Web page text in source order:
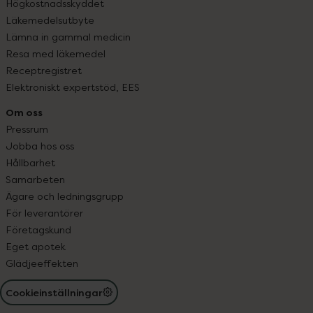
Högkostnadsskyddet
Läkemedelsutbyte
Lämna in gammal medicin
Resa med läkemedel
Receptregistret
Elektroniskt expertstöd, EES
Om oss
Pressrum
Jobba hos oss
Hållbarhet
Samarbeten
Ägare och ledningsgrupp
För leverantörer
Företagskund
Eget apotek
Glädjeeffekten
Cookieinställningar